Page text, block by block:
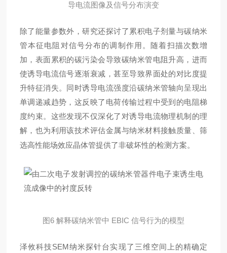
导电流图像及信号分布演变
除了能量参数外，研究还探讨了累积电子剂量与碳纳米
管本征电阻对信号分布的调制作用。随着扫描次数增
加，表面累积的碳污染会导致碳纳米管电阻升高，进而
使诱导电流信号逐渐衰减，甚至导致界面处的对比度提
升特征消失。同时诱导电流强度沿碳纳米管轴向呈现出
单调递减趋势，这反映了电荷传输过程中受到的电阻梯
度约束。这些发现不仅深化了对诱导电流物理机制的理
解，也为利用该技术评估金属与纳米材料接触质量、筛
选高性能场效应晶体管提供了非破坏性的检测方案。
图6 解释碳纳米管中 EBIC 信号行为的模型
泽攸科技SEM纳米探针台实现了三维空间上的精确定